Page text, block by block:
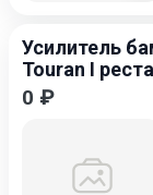
Усилитель
Touran I
0 ₽